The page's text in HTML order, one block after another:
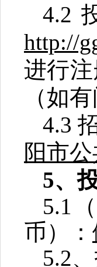
4.2
http://
进行
（如
4.3
阳市
5、
5.1 （
币）：
5.2